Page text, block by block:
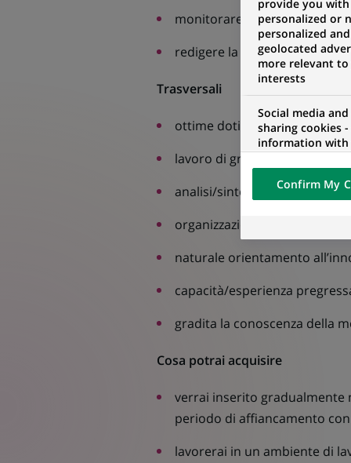
monitorare i fornitori e i costi
redigere la
Trasversali
ottime doti relazionali e
lavoro di gruppo;
analisi/sintesi;
organizzazione delle attività
naturale orientamento
capacità/esperienza
gradita la conoscenza della
Cosa potrai acquisire
verrai inserito gradualmente
periodo di affiancamento
lavorerai in un ambiente di
provide you with
personalized or
personalized and
geolocated
more relevant
interests
Social media
sharing cookies
information with
networks and
visualization on
of the content
external website.
Confirm My